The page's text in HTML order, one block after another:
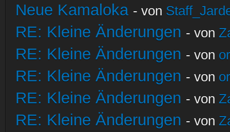
Neue Kamaloka - von
RE: Kleine Änderungen - von
RE: Kleine Änderungen - von
RE: Kleine Änderungen - von
RE: Kleine Änderungen - von
RE: Kleine Änderungen - von